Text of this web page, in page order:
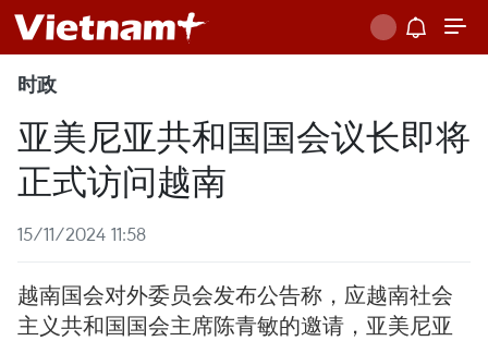
时政
亚美尼亚共和国国会议长即将
正式访问越南
15/11/2024 11:58
越南国会对外委员会发布公告称，应越南社会
主义共和国国会主席陈青敏的邀请，亚美尼亚